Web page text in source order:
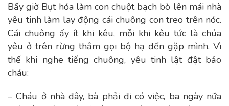
Bấy giờ Bụt hóa làm con chuột bạch bò lên mái nhà
yêu tinh làm lay động cái chuông con treo trên nóc.
Cái chuông ấy ít khi kêu, mỗi khi kêu tức là chúa
yêu ở trên rừng thẳm gọi bộ hạ đến gặp mình. Vì
thế khi nghe tiếng chuông, yêu tinh lật đật bảo
cháu:
– Cháu ở nhà đây, bà phải đi có việc, ba ngày nữa